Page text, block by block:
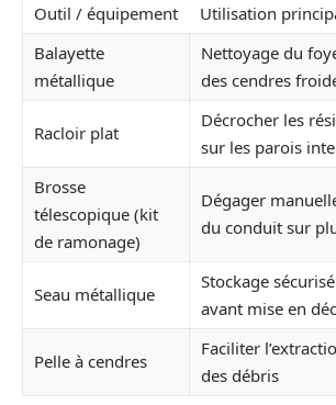
Outil / équipement
Utilisation
Balayette
métallique
Nettoyage du
des cendres
Racloir plat
Décrocher les
sur les parois
Brosse
télescopique (kit
de ramonage)
Dégager
du conduit sur
Seau métallique
Stockage
avant mise en
Pelle à cendres
Faciliter
des débris